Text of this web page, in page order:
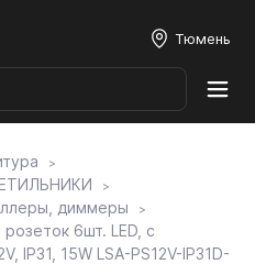
Тюмень
диммеры
6шт. LED, с
IP31, 15W LSA-PS12V-IP31D-